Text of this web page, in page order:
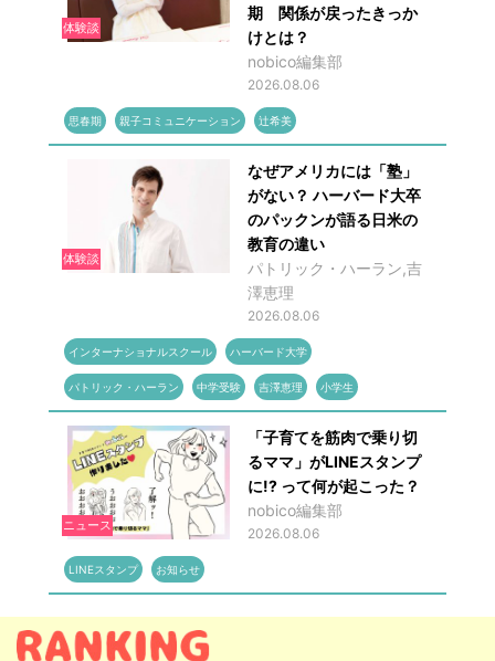
体験談
期 関係が戻ったきっか
けとは？
nobico編集部
2026.08.06
思春期 親子コミュニケーション 辻希美
体験談
なぜアメリカには「塾」
がない？ ハーバード大卒
のパックンが語る日米の
教育の違い
パトリック・ハーラン,吉
澤恵理
2026.08.06
インターナショナルスクール ハーバード大学
パトリック・ハーラン 中学受験 吉澤恵理 小学生
ニュース
「子育てを筋肉で乗り切
るママ」がLINEスタンプ
に!? って何が起こった？
nobico編集部
2026.08.06
LINEスタンプ お知らせ